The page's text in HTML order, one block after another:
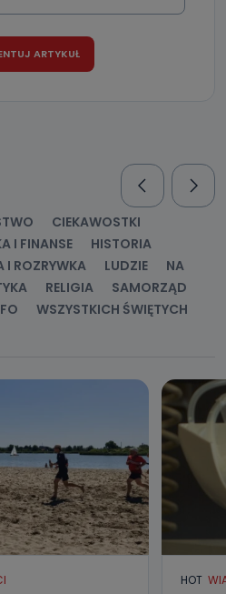
CIEKAWOSTKI
I FINANSE
HISTORIA
I ROZRYWKA LUDZIE
NA
RELIGIA
SAMORZĄD
WSZYSTKICH ŚWIĘTYCH
HOT